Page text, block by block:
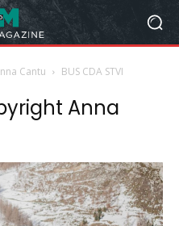
Cantu
BUS CDA STVI
Anna